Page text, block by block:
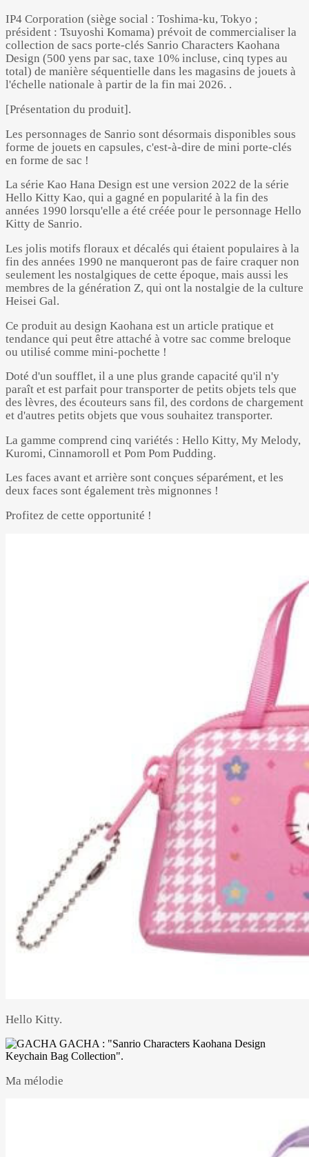
IP4 Corporation (siège social : Toshima-ku, Tokyo ;
président : Tsuyoshi Komama) prévoit de commercialiser la
collection de sacs porte-clés Sanrio Characters Kaohana
Design (500 yens par sac, taxe 10% incluse, cinq types au
total) de manière séquentielle dans les magasins de jouets à
l'échelle nationale à partir de la fin mai 2026. .
[Présentation du produit].
Les personnages de Sanrio sont désormais disponibles sous
forme de jouets en capsules, c'est-à-dire de mini porte-clés
en forme de sac !
La série Kao Hana Design est une version 2022 de la série
Hello Kitty Kao, qui a gagné en popularité à la fin des
années 1990 lorsqu'elle a été créée pour le personnage Hello
Kitty de Sanrio.
Les jolis motifs floraux et décalés qui étaient populaires à la
fin des années 1990 ne manqueront pas de faire craquer non
seulement les nostalgiques de cette époque, mais aussi les
membres de la génération Z, qui ont la nostalgie de la culture
Heisei Gal.
Ce produit au design Kaohana est un article pratique et
tendance qui peut être attaché à votre sac comme breloque
ou utilisé comme mini-pochette !
Doté d'un soufflet, il a une plus grande capacité qu'il n'y
paraît et est parfait pour transporter de petits objets tels que
des lèvres, des écouteurs sans fil, des cordons de chargement
et d'autres petits objets que vous souhaitez transporter.
La gamme comprend cinq variétés : Hello Kitty, My Melody,
Kuromi, Cinnamoroll et Pom Pom Pudding.
Les faces avant et arrière sont conçues séparément, et les
deux faces sont également très mignonnes !
Profitez de cette opportunité !
Hello Kitty.
Ma mélodie